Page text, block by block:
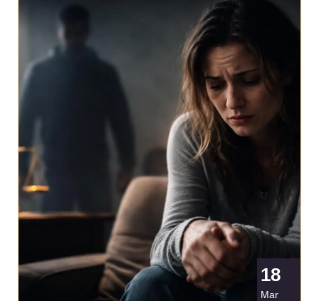
18
Mar